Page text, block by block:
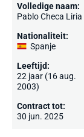
Volledige naam:
Pablo Checa Liria
Nationaliteit:
Spanje
Leeftijd:
22 jaar (16 aug.
2003)
Contract tot:
30 jun. 2025